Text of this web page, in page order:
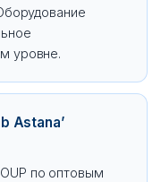
уровне.
Astana’
по оптовым